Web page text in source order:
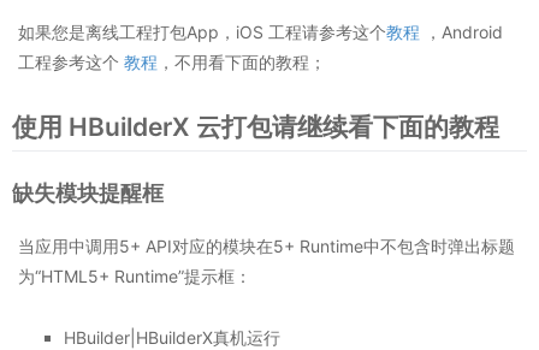
如果您是离线工程打包App，iOS 工程请参考这个教程 ，Android
工程参考这个 教程 ，不用看下面的教程；
使用 HBuilderX 云打包请继续看下面的教程
缺失模块提醒框
当应用中调用5+ API对应的模块在5+ Runtime中不包含时弹出标题
为“HTML5+ Runtime”提示框：
HBuilder|HBuilderX真机运行